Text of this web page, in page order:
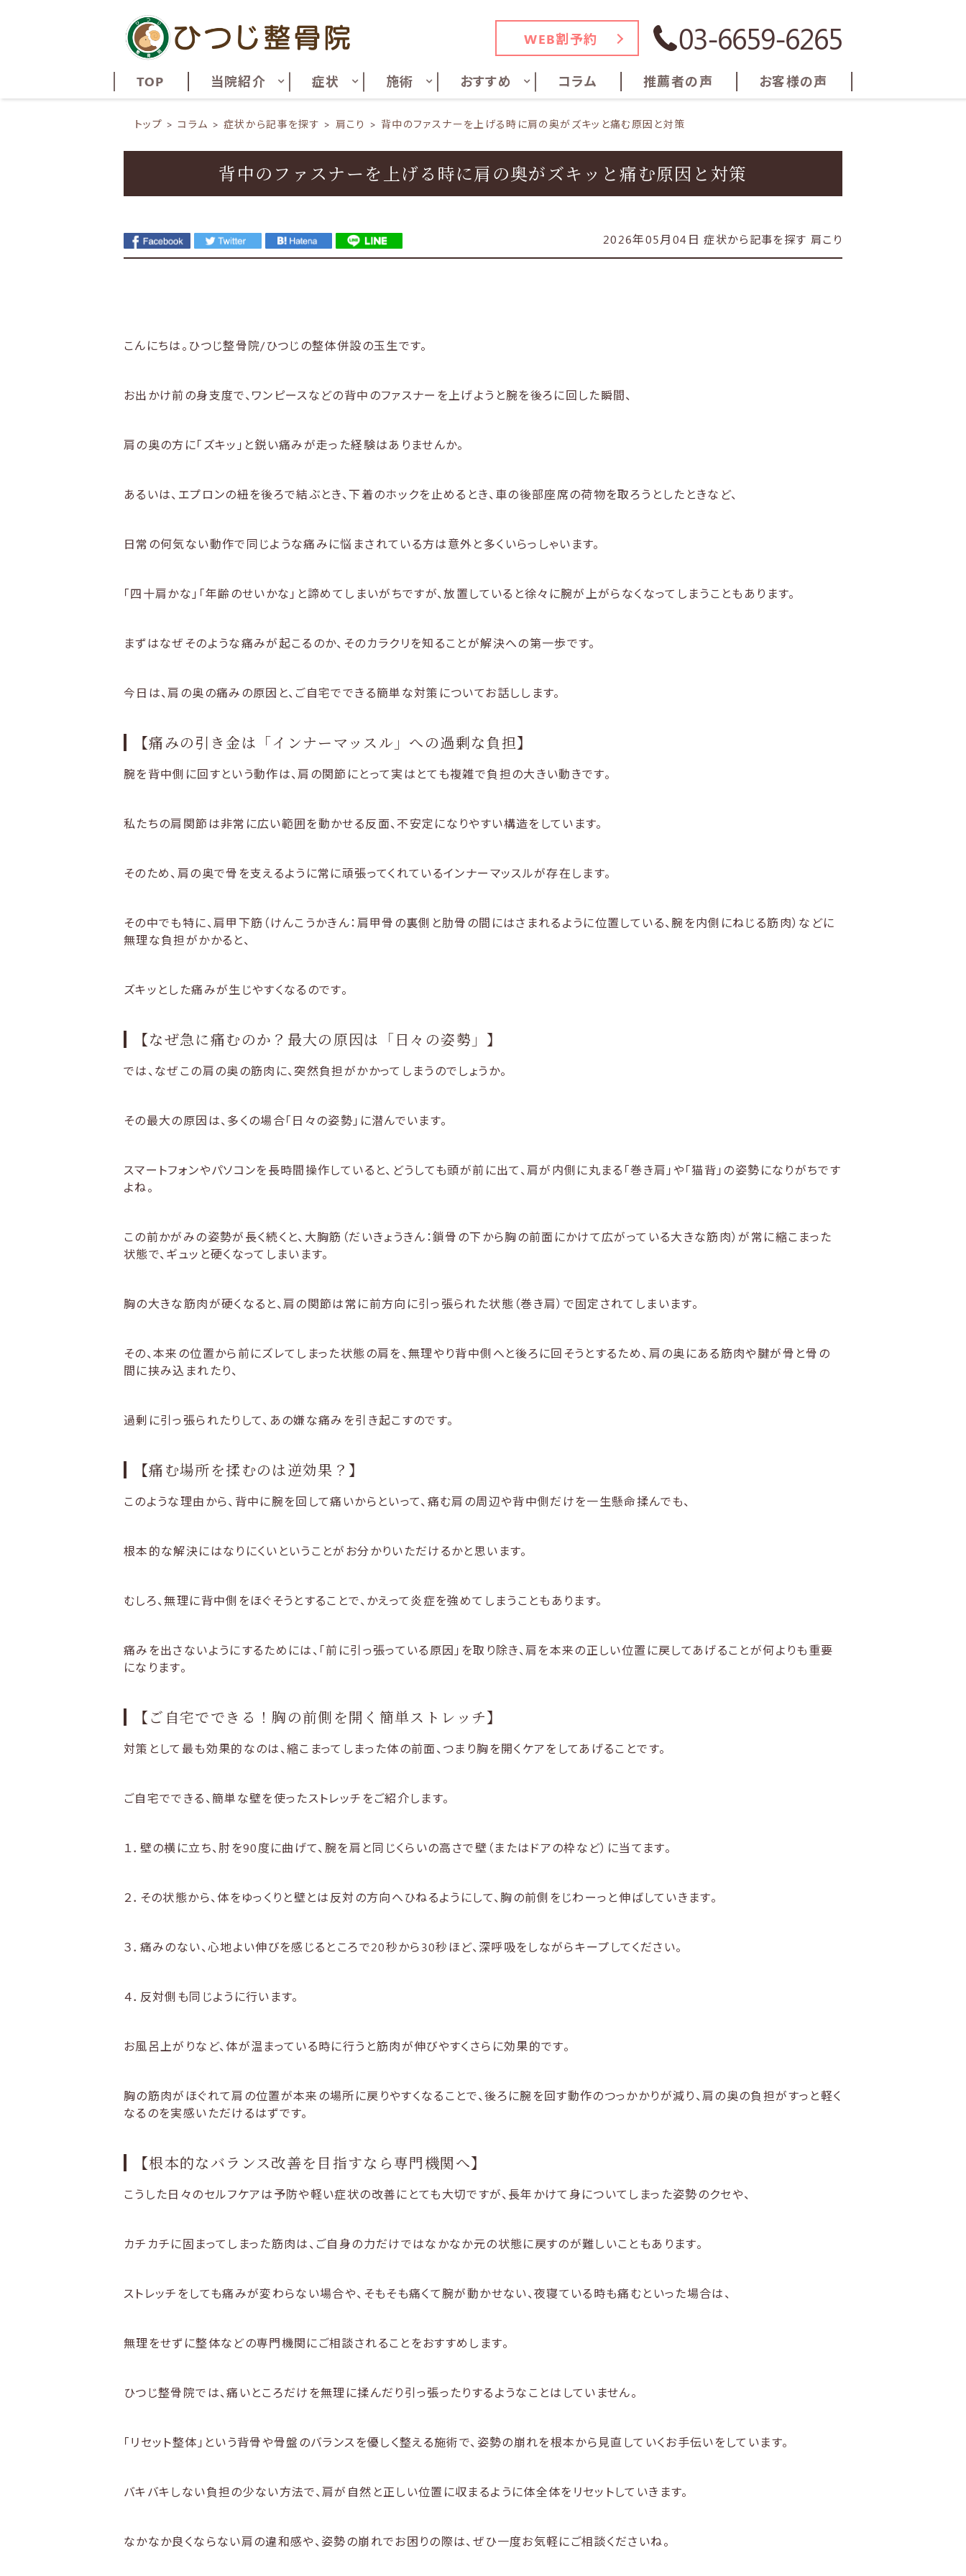
WEB割予約 03-6659-6265
TOP 当院紹介 症状 施術 おすすめ コラム 推薦者の声 お客様の声
トップ コラム 症状から記事を探す 肩こり 背中のファスナーを上げる時に肩の奥がズキッと痛む原因と対策
背中のファスナーを上げる時に肩の奥がズキッと痛む原因と対策
2026年05月04日 症状から記事を探す 肩こり
こんにちは。ひつじ整骨院/ひつじの整体併設の玉生です。
お出かけ前の身支度で、ワンピースなどの背中のファスナーを上げようと腕を後ろに回した瞬間、
肩の奥の方に「ズキッ」と鋭い痛みが走った経験はありませんか。
あるいは、エプロンの紐を後ろで結ぶとき、下着のホックを止めるとき、車の後部座席の荷物を取ろうとしたときなど、
日常の何気ない動作で同じような痛みに悩まされている方は意外と多くいらっしゃいます。
「四十肩かな」「年齢のせいかな」と諦めてしまいがちですが、放置していると徐々に腕が上がらなくなってしまうこともあります。
まずはなぜそのような痛みが起こるのか、そのカラクリを知ることが解決への第一歩です。
今日は、肩の奥の痛みの原因と、ご自宅でできる簡単な対策についてお話しします。
【痛みの引き金は「インナーマッスル」への過剰な負担】
腕を背中側に回すという動作は、肩の関節にとって実はとても複雑で負担の大きい動きです。
私たちの肩関節は非常に広い範囲を動かせる反面、不安定になりやすい構造をしています。
そのため、肩の奥で骨を支えるように常に頑張ってくれているインナーマッスルが存在します。
その中でも特に、肩甲下筋（けんこうかきん：肩甲骨の裏側と肋骨の間にはさまれるように位置している、腕を内側にねじる筋肉）などに
無理な負担がかかると、
ズキッとした痛みが生じやすくなるのです。
【なぜ急に痛むのか？最大の原因は「日々の姿勢」】
では、なぜこの肩の奥の筋肉に、突然負担がかかってしまうのでしょうか。
その最大の原因は、多くの場合「日々の姿勢」に潜んでいます。
スマートフォンやパソコンを長時間操作していると、どうしても頭が前に出て、肩が内側に丸まる「巻き肩」や「猫背」の姿勢になりがちです
よね。
この前かがみの姿勢が長く続くと、大胸筋（だいきょうきん：鎖骨の下から胸の前面にかけて広がっている大きな筋肉）が常に縮こまった
状態で、ギュッと硬くなってしまいます。
胸の大きな筋肉が硬くなると、肩の関節は常に前方向に引っ張られた状態（巻き肩）で固定されてしまいます。
その、本来の位置から前にズレてしまった状態の肩を、無理やり背中側へと後ろに回そうとするため、肩の奥にある筋肉や腱が骨と骨の
間に挟み込まれたり、
過剰に引っ張られたりして、あの嫌な痛みを引き起こすのです。
【痛む場所を揉むのは逆効果？】
このような理由から、背中に腕を回して痛いからといって、痛む肩の周辺や背中側だけを一生懸命揉んでも、
根本的な解決にはなりにくいということがお分かりいただけるかと思います。
むしろ、無理に背中側をほぐそうとすることで、かえって炎症を強めてしまうこともあります。
痛みを出さないようにするためには、「前に引っ張っている原因」を取り除き、肩を本来の正しい位置に戻してあげることが何よりも重要
になります。
【ご自宅でできる！胸の前側を開く簡単ストレッチ】
対策として最も効果的なのは、縮こまってしまった体の前面、つまり胸を開くケアをしてあげることです。
ご自宅でできる、簡単な壁を使ったストレッチをご紹介します。
１．壁の横に立ち、肘を90度に曲げて、腕を肩と同じくらいの高さで壁（またはドアの枠など）に当てます。
２．その状態から、体をゆっくりと壁とは反対の方向へひねるようにして、胸の前側をじわーっと伸ばしていきます。
３．痛みのない、心地よい伸びを感じるところで20秒から30秒ほど、深呼吸をしながらキープしてください。
４．反対側も同じように行います。
お風呂上がりなど、体が温まっている時に行うと筋肉が伸びやすくさらに効果的です。
胸の筋肉がほぐれて肩の位置が本来の場所に戻りやすくなることで、後ろに腕を回す動作のつっかかりが減り、肩の奥の負担がすっと軽く
なるのを実感いただけるはずです。
【根本的なバランス改善を目指すなら専門機関へ】
こうした日々のセルフケアは予防や軽い症状の改善にとても大切ですが、長年かけて身についてしまった姿勢のクセや、
カチカチに固まってしまった筋肉は、ご自身の力だけではなかなか元の状態に戻すのが難しいこともあります。
ストレッチをしても痛みが変わらない場合や、そもそも痛くて腕が動かせない、夜寝ている時も痛むといった場合は、
無理をせずに整体などの専門機関にご相談されることをおすすめします。
ひつじ整骨院では、痛いところだけを無理に揉んだり引っ張ったりするようなことはしていません。
「リセット整体」という背骨や骨盤のバランスを優しく整える施術で、姿勢の崩れを根本から見直していくお手伝いをしています。
バキバキしない負担の少ない方法で、肩が自然と正しい位置に収まるように体全体をリセットしていきます。
なかなか良くならない肩の違和感や、姿勢の崩れでお困りの際は、ぜひ一度お気軽にご相談くださいね。